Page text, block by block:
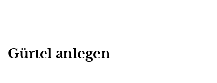
Gürtel anlegen